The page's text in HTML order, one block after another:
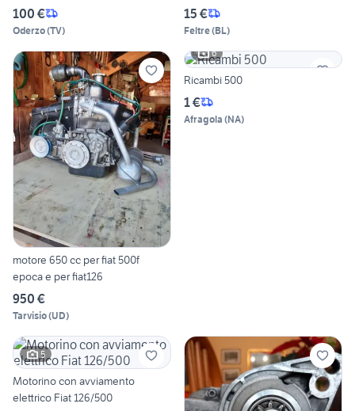
100 €
Oderzo(TV)
15 €
Feltre(BL)
motore 650 cc per fiat 500f
epoca e per fiat126
950 €
Tarvisio(UD)
6
Ricambi 500
1 €
Afragola (NA)
5
Motorino con avviamento
elettrico Fiat 126/500